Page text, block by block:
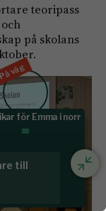
teoripass
på skolans
väg
för Emma i norr
till